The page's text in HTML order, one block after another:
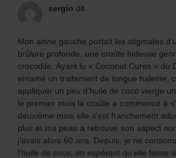
sergio dit :
Mon aisne gauche portait les stigmates
brûlure profonde, une croûte hideuse
crocodile. Ayant lu « Coconut Cures » du
entamé un traitement de longue haleine,
appliquer un peu d’huile de coco vierge
le premier mois la croûte a commencé à
deuxième mois elle s’est franchement
plus et ma peau a retrouvé son aspect
j’avais alors 60 ans. Depuis, je ne
l’huile de coco, en espérant qu’elle fasse